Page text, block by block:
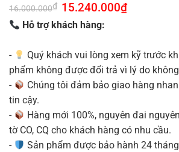
4.8trên 5
10
đánh giá
16.000.000₫ Giá
gốc
là:
16.000.000₫.
15.240.000₫Giá
Hỗ trợ khách hàng:
-
Quý khách vui lòng xem kỹ trước
phẩm không được đổi trả vì lý do
-
Chúng tôi đảm bảo giao hàng
tin cậy.
-
Hàng mới 100%, nguyên đai
tờ CO, CQ cho khách hàng có nhu cầu.
-
Sản phẩm được bảo hành 24